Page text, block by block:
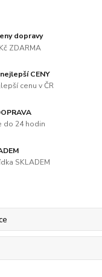
dopravy
ZDARMA
CENY
cenu v ČR
do 24 hodin
SKLADEM